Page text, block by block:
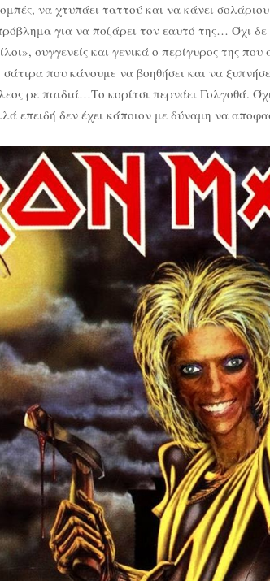
να χτυπάει ταττού και να κάνει
για να ποζάρει τον εαυτό της… Όχι
συγγενείς και γενικά ο περίγυρος της
που κάνουμε να βοηθήσει και να
ρε παιδιά…Το κορίτσι περνάει Γολγοθά.
επειδή δεν έχει κάποιον με δύναμη να